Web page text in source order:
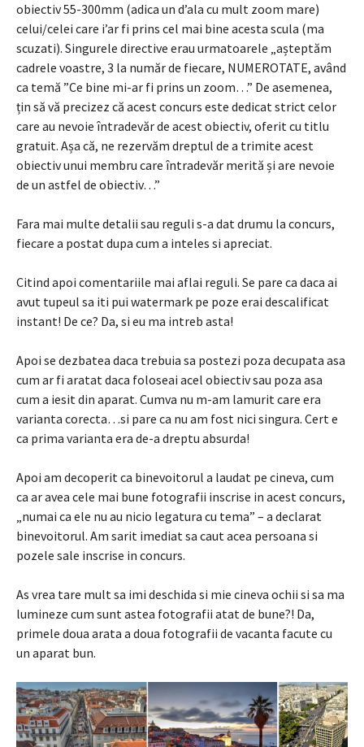
obiectiv 55-300mm (adica un d’ala cu mult zoom mare)
celui/celei care i’ar fi prins cel mai bine acesta scula (ma
scuzati). Singurele directive erau urmatoarele „așteptăm
cadrele voastre, 3 la număr de fiecare, NUMEROTATE, având
ca temă ”Ce bine mi-ar fi prins un zoom…” De asemenea,
țin să vă precizez că acest concurs este dedicat strict celor
care au nevoie întradevăr de acest obiectiv, oferit cu titlu
gratuit. Așa că, ne rezervăm dreptul de a trimite acest
obiectiv unui membru care întradevăr merită și are nevoie
de un astfel de obiectiv…”
Fara mai multe detalii sau reguli s-a dat drumu la concurs,
fiecare a postat dupa cum a inteles si apreciat.
Citind apoi comentariile mai aflai reguli. Se pare ca daca ai
avut tupeul sa iti pui watermark pe poze erai descalificat
instant! De ce? Da, si eu ma intreb asta!
Apoi se dezbatea daca trebuia sa postezi poza decupata asa
cum ar fi aratat daca foloseai acel obiectiv sau poza asa
cum a iesit din aparat. Cumva nu m-am lamurit care era
varianta corecta…si pare ca nu am fost nici singura. Cert e
ca prima varianta era de-a dreptu absurda!
Apoi am decoperit ca binevoitorul a laudat pe cineva, cum
ca ar avea cele mai bune fotografii inscrise in acest concurs,
„numai ca ele nu au nicio legatura cu tema” – a declarat
binevoitorul. Am sarit imediat sa caut acea persoana si
pozele sale inscrise in concurs.
As vrea tare mult sa imi deschida si mie cineva ochii si sa ma
lumineze cum sunt astea fotografii atat de bune?! Da,
primele doua arata a doua fotografii de vacanta facute cu
un aparat bun.